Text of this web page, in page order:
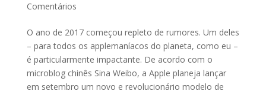
Comentários
O ano de 2017 começou repleto de rumores. Um deles
– para todos os applemaníacos do planeta, como eu –
é particularmente impactante. De acordo com o
microblog chinês Sina Weibo, a Apple planeja lançar
em setembro um novo e revolucionário modelo de